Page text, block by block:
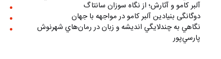
آلبر کامو و آثارش؛ از نگاه سوزان سانتاگ
دوگانگی بنیادین آلبر کامو در مواجهه با جهان
نگاهي به چندلايگي انديشه و زبان در رمان‌هاي شهرنوش
پارسي‌پور